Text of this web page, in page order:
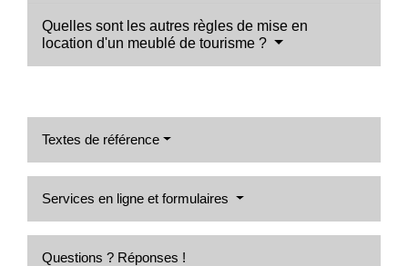
Quelles sont les autres règles de mise en
location d'un meublé de tourisme ?
Textes de référence
Services en ligne et formulaires
Questions ? Réponses !